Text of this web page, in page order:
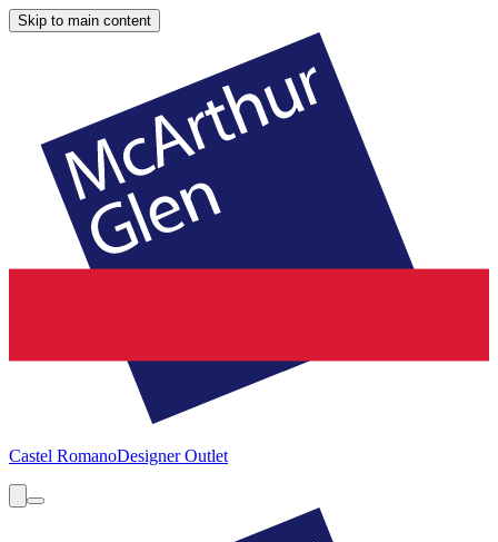
Skip to main content
Castel RomanoDesigner Outlet